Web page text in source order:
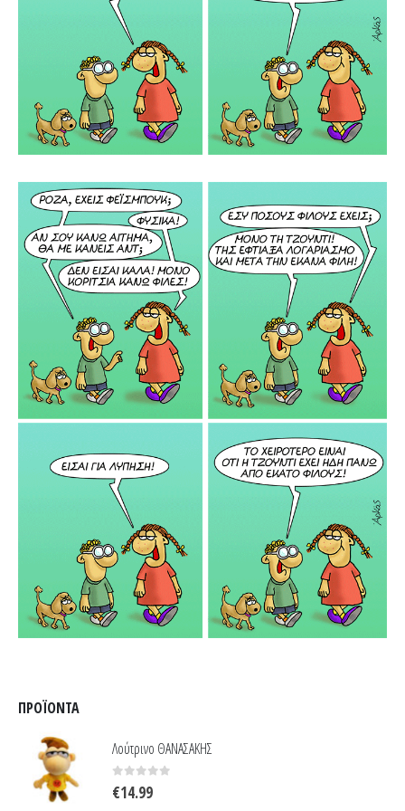
ΠΡΟΪΌΝΤΑ
Λούτρινο ΘΑΝΑΣΑΚΗΣ
0out of 5
€14.99